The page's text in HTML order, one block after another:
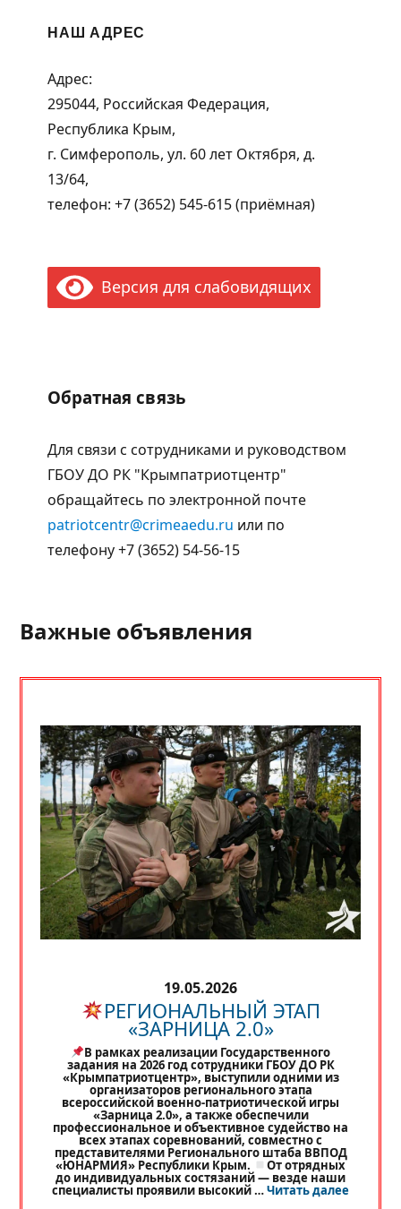
НАШ АДРЕС
Адрес:
295044, Российская Федерация,
Республика Крым,
г. Симферополь, ул. 60 лет Октября, д.
13/64,
телефон: +7 (3652) 545-615 (приёмная)
Версия для слабовидящих
Обратная связь
Для связи с сотрудниками и руководством
ГБОУ ДО РК "Крымпатриотцентр"
обращайтесь по электронной почте
patriotcentr@crimeaedu.ru или по
телефону +7 (3652) 54-56-15
Важные объявления
19.05.2026
РЕГИОНАЛЬНЫЙ ЭТАП
«ЗАРНИЦА 2.0»
В рамках реализации Государственного
задания на 2026 год сотрудники ГБОУ ДО РК
«Крымпатриотцентр», выступили одними из
организаторов регионального этапа
всероссийской военно-патриотической игры
«Зарница 2.0», а также обеспечили
профессиональное и объективное судейство на
всех этапах соревнований, совместно с
представителями Регионального штаба ВВПОД
«ЮНАРМИЯ» Республики Крым. От отрядных
до индивидуальных состязаний — везде наши
специалисты проявили высокий …Читать далее«